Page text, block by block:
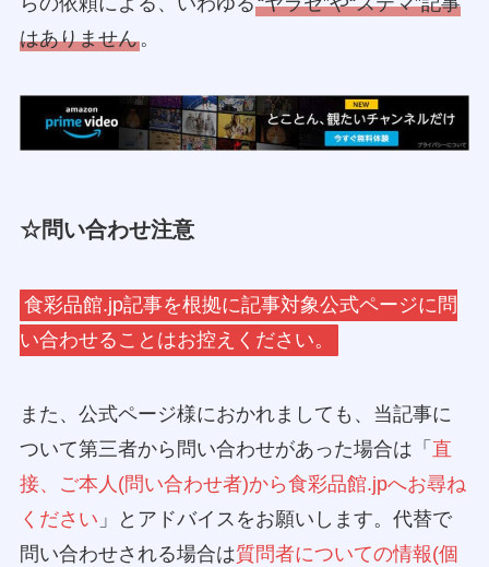
はありません。
☆問い合わせ注意
食彩品館.jp記事を根拠に記事対象公式ページに問
い合わせることはお控えください。
また、公式ページ様におかれましても、当記事に
ついて第三者から問い合わせがあった場合は「 直
接、ご本人(問い合わせ者)から食彩品館.jpへお尋ね
ください 」とアドバイスをお願いします。代替で
問い合わせされる場合は質問者についての情報(個